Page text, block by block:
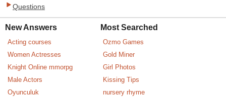
Questions
New Answers
Acting courses
Women Actresses
Knight Online mmorpg
Male Actors
Oyunculuk
Most Searched
Ozmo Games
Gold Miner
Girl Photos
Kissing Tips
nursery rhyme